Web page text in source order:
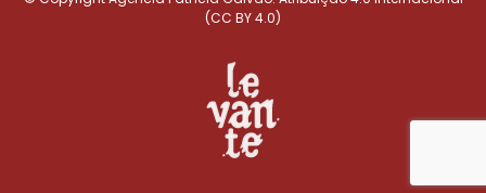
(CC BY 4.0)